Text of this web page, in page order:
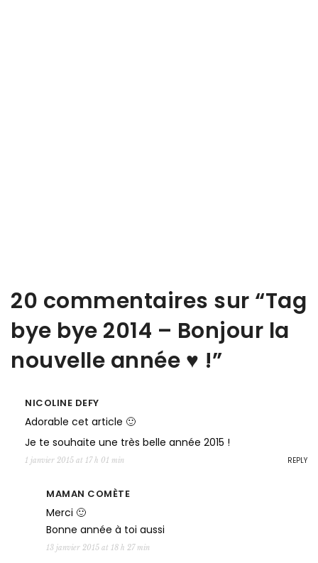
20 commentaires sur “Tag
bye bye 2014 – Bonjour la
nouvelle année ♥ !”
NICOLINE DEFY
Adorable cet article 🙂
Je te souhaite une très belle année 2015 !
1 janvier 2015 at 17 h 01 min REPLY
MAMAN COMÈTE
Merci 🙂
Bonne année à toi aussi
13 janvier 2015 at 18 h 27 min